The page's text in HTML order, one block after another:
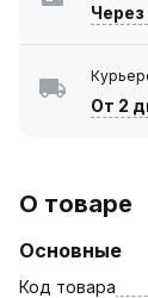
От 2
О товаре
Основные
Код товара